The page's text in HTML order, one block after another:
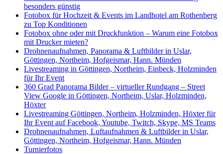
besonders günstig
Fotobox für Hochzeit & Events im Landhotel am Rothenberg
zu Top Konditionen
Fotobox ohne oder mit Druckfunktion – Warum eine Fotobox
mit Drucker mieten?
Drohnenaufnahmen, Panorama & Luftbilder in Uslar,
Göttingen, Northeim, Hofgeismar, Hann. Münden
Livestreaming in Göttingen, Northeim, Einbeck, Holzminden
für Ihr Event
360 Grad Panorama Bilder – virtueller Rundgang – Street
View Google in Göttingen, Northeim, Uslar, Holzminden,
Höxter
Livestreaming Göttingen, Northeim, Holzminden, Höxter für
Ihr Event auf Facebook, Youtube, Twitch, Skype, MS Teams
Drohnenaufnahmen, Luftaufnahmen & Luftbilder in Uslar,
Göttingen, Northeim, Hofgeismar, Hann. Münden
Turnierfotos